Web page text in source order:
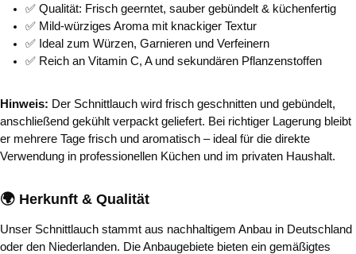
✅ Qualität: Frisch geerntet, sauber gebündelt & küchenfertig
✅ Mild-würziges Aroma mit knackiger Textur
✅ Ideal zum Würzen, Garnieren und Verfeinern
✅ Reich an Vitamin C, A und sekundären Pflanzenstoffen
Hinweis: Der Schnittlauch wird frisch geschnitten und gebündelt,
anschließend gekühlt verpackt geliefert. Bei richtiger Lagerung bleibt
er mehrere Tage frisch und aromatisch – ideal für die direkte
Verwendung in professionellen Küchen und im privaten Haushalt.
🌍 Herkunft & Qualität
Unser Schnittlauch stammt aus nachhaltigem Anbau in Deutschland
oder den Niederlanden. Die Anbaugebiete bieten ein gemäßigtes